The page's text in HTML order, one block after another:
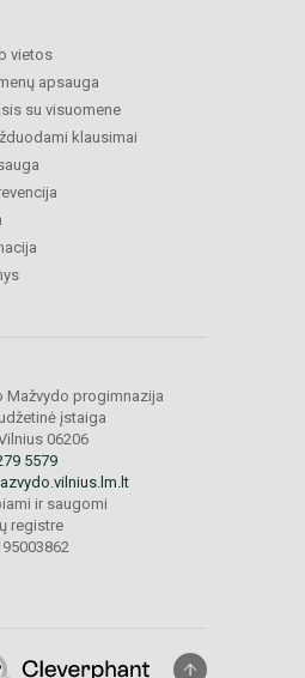
vietos
apsauga
su visuomene
klausimai
Mažvydo progimnazija
įstaiga
06206
5579
ir saugomi
registre